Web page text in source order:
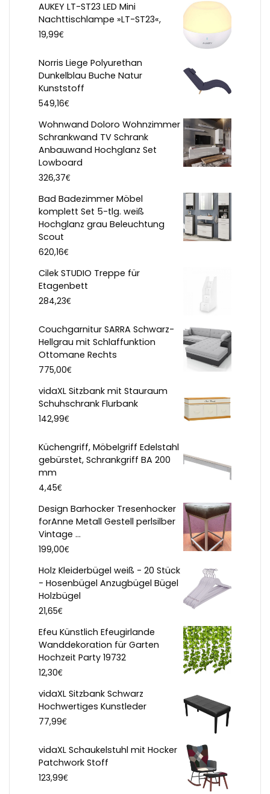
AUKEY LT-ST23 LED Mini
Nachttischlampe »LT-ST23«,
19,99€
Norris Liege Polyurethan
Dunkelblau Buche Natur
Kunststoff
549,16€
Wohnwand Doloro Wohnzimmer
Schrankwand TV Schrank
Anbauwand Hochglanz Set
Lowboard
326,37€
Bad Badezimmer Möbel
komplett Set 5-tlg. weiß
Hochglanz grau Beleuchtung
Scout
620,16€
Cilek STUDIO Treppe für
Etagenbett
284,23€
Couchgarnitur SARRA Schwarz-
Hellgrau mit Schlaffunktion
Ottomane Rechts
775,00€
vidaXL Sitzbank mit Stauraum
Schuhschrank Flurbank
142,99€
Küchengriff, Möbelgriff Edelstahl
gebürstet, Schrankgriff BA 200
mm
4,45€
Design Barhocker Tresenhocker
forAnne Metall Gestell perlsilber
Vintage ...
199,00€
Holz Kleiderbügel weiß - 20 Stück
- Hosenbügel Anzugbügel Bügel
Holzbügel
21,65€
Efeu Künstlich Efeugirlande
Wanddekoration für Garten
Hochzeit Party 19732
12,30€
vidaXL Sitzbank Schwarz
Hochwertiges Kunstleder
77,99€
vidaXL Schaukelstuhl mit Hocker
Patchwork Stoff
123,99€